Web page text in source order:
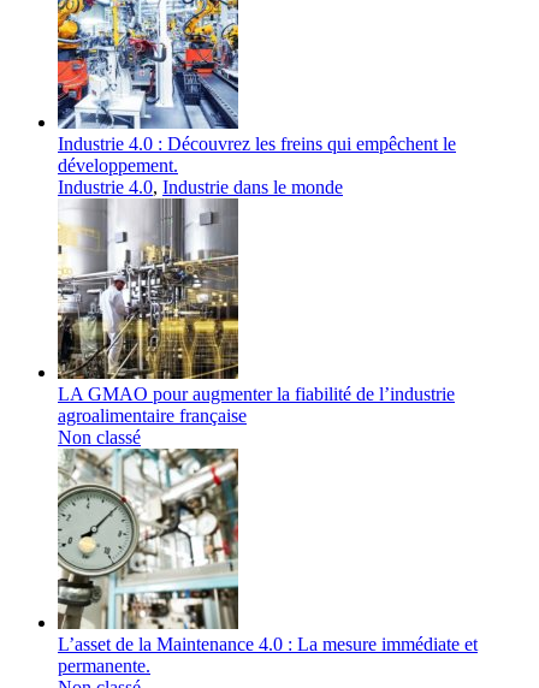
Industrie 4.0 : Découvrez les freins qui empêchent le
développement.
Industrie 4.0, Industrie dans le monde
LA GMAO pour augmenter la fiabilité de l’industrie
agroalimentaire française
Non classé
L’asset de la Maintenance 4.0 : La mesure immédiate et
permanente.